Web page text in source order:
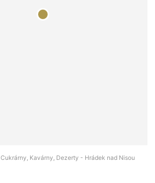
Cukrárny, Kavárny, Dezerty - Hrádek nad Nisou